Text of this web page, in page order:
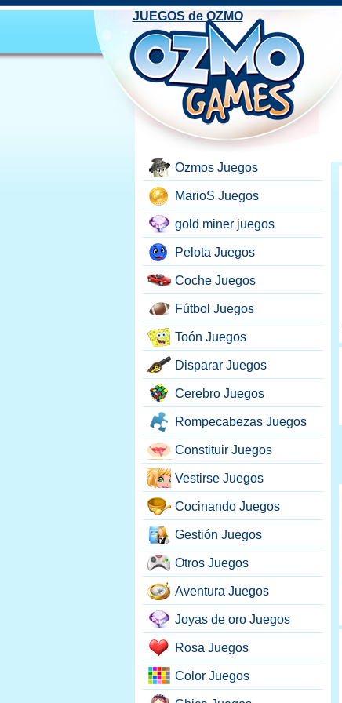
Ozmos Juegos
MarioS Juegos
gold miner juegos
Pelota Juegos
Coche Juegos
Fútbol Juegos
Toón Juegos
Disparar Juegos
Cerebro Juegos
Rompecabezas Juegos
Constituir Juegos
Vestirse Juegos
Cocinando Juegos
Gestión Juegos
Otros Juegos
Aventura Juegos
Joyas de oro Juegos
Rosa Juegos
Color Juegos
JUEGOS de OZMO